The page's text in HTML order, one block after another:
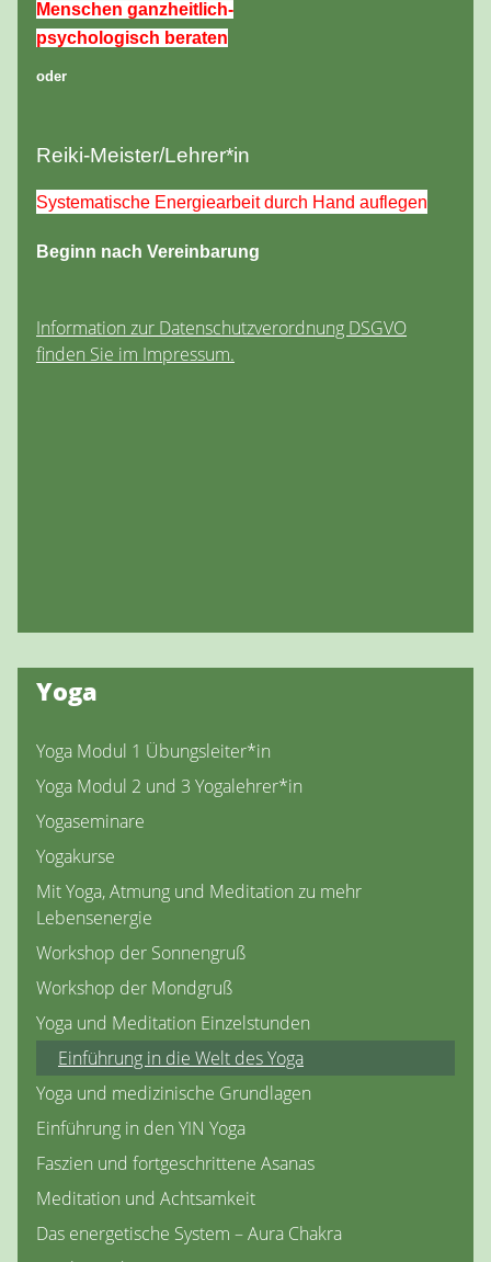
Yoga
Yoga Modul 1 Übungsleiter*in
Yoga Modul 2 und 3 Yogalehrer*in
Yogaseminare
Yogakurse
Mit Yoga, Atmung und Meditation zu mehr
Lebensenergie
Workshop der Sonnengruß
Workshop der Mondgruß
Yoga und Meditation Einzelstunden
Einführung in die Welt des Yoga
Yoga und medizinische Grundlagen
Einführung in den YIN Yoga
Faszien und fortgeschrittene Asanas
Meditation und Achtsamkeit
Das energetische System – Aura Chakra
Menschen ganzheitlich-
psychologisch beraten
oder
Reiki-Meister/Lehrer*in
Systematische Energiearbeit durch Hand auflegen
Beginn nach Vereinbarung
Information zur Datenschutzverordnung DSGVO
finden Sie im Impressum.